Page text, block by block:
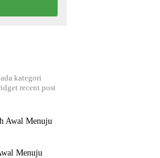
kategori
recent post
Menuju